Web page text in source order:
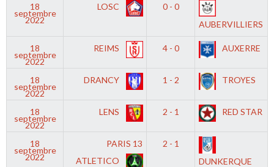
18
septembre
2022
LOSC
0 - 0
AUBERVILLIERS
18
septembre
2022
REIMS 4 - 0 AUXERRE
18
septembre
2022
DRANCY 1 - 2 TROYES
18
septembre
2022
LENS 2 - 1 RED STAR
18
septembre
2022
PARIS 13
ATLETICO
2 - 1
DUNKERQUE